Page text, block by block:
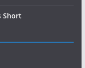
Short